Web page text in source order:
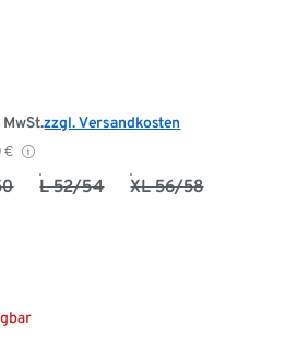
€
zzgl. Versandkosten
L 52/54 XL 56/58